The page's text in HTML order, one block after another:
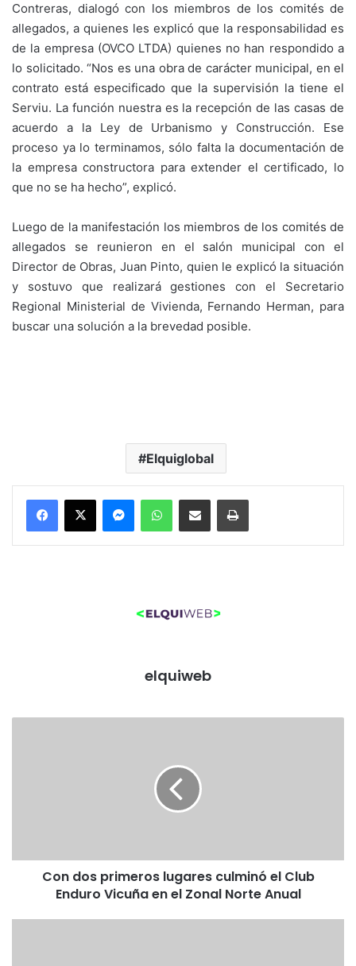
Contreras, dialogó con los miembros de los comités de
allegados, a quienes les explicó que la responsabilidad es
de la empresa (OVCO LTDA) quienes no han respondido a
lo solicitado. “Nos es una obra de carácter municipal, en el
contrato está especificado que la supervisión la tiene el
Serviu. La función nuestra es la recepción de las casas de
acuerdo a la Ley de Urbanismo y Construcción. Ese
proceso ya lo terminamos, sólo falta la documentación de
la empresa constructora para extender el certificado, lo
que no se ha hecho”, explicó.
Luego de la manifestación los miembros de los comités de
allegados se reunieron en el salón municipal con el
Director de Obras, Juan Pinto, quien le explicó la situación
y sostuvo que realizará gestiones con el Secretario
Regional Ministerial de Vivienda, Fernando Herman, para
buscar una solución a la brevedad posible.
Elquiglobal
elquiweb
i
Con dos primeros lugares culminó el Club
Enduro Vicuña en el Zonal Norte Anual